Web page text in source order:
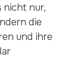
nicht nur,
die
und ihre